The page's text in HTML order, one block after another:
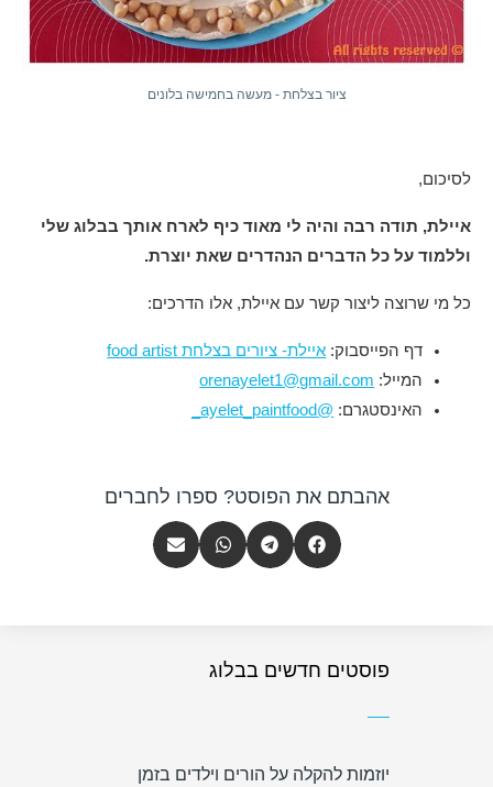
ציור בצלחת - מעשה בחמישה בלונים
לסיכום,
איילת, תודה רבה והיה לי מאוד כיף לארח אותך בבלוג שלי
וללמוד על כל הדברים הנהדרים שאת יוצרת.
כל מי שרוצה ליצור קשר עם איילת, אלו הדרכים:
דף הפייסבוק: איילת- ציורים בצלחת food artist
המייל: orenayelet1@gmail.com
האינסטגרם: @ayelet_paintfood_
אהבתם את הפוסט? ספרו לחברים
פוסטים חדשים בבלוג
יוזמות להקלה על הורים וילדים בזמן